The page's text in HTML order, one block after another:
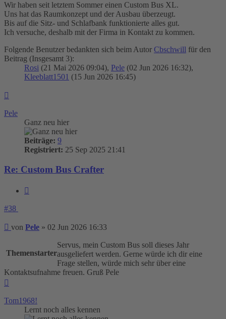
Wir haben seit letztem Sommer einen Custom Bus XL.
Uns hat das Raumkonzept und der Ausbau überzeugt.
Bis auf die Sitz- und Schlafbank funktionierte alles gut.
Ich versuche, deshalb mit der Firma in Kontakt zu kommen.
Folgende Benutzer bedankten sich beim Autor Cbschwill für den
Beitrag (Insgesamt 3):
Rosi (21 Mai 2026 09:04), Pele (02 Jun 2026 16:32),
Kleeblatt1501 (15 Jun 2026 16:45)
Pele
Ganz neu hier
Beiträge: 9
Registriert: 25 Sep 2025 21:41
Re: Custom Bus Crafter
#38
Beitrag
von Pele » 02 Jun 2026 16:33
Themenstarter
Servus, mein Custom Bus soll dieses Jahr
ausgeliefert werden. Gerne würde ich dir eine
Frage stellen, würde mich sehr über eine
Kontaktsufnahme freuen. Gruß Pele
Tom1968!
Lernt noch alles kennen